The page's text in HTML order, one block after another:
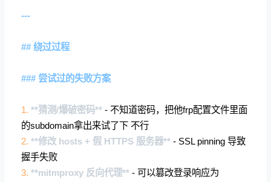
---
## 绕过过程
### 尝试过的失败方案
1. **猜测/爆破密码** - 不知道密码，把他frp配置文件里面
的subdomain拿出来试了下 不行
2. **修改 hosts + 假 HTTPS 服务器** - SSL pinning 导致
握手失败
3. **mitmproxy 反向代理** - 可以篡改登录响应为